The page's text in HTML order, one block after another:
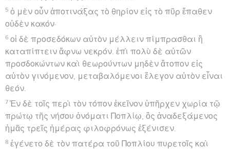
Hébreu : © Westminster Leningrad Codex - tanach.us --- Grec : © 2010 by the
Society of Biblical Literature and Logos Bible Software - sblgnt.com
Romains Introduction